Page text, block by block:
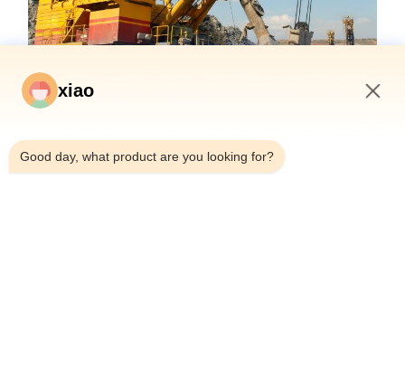
xiao
Good day, what product are you looking for?